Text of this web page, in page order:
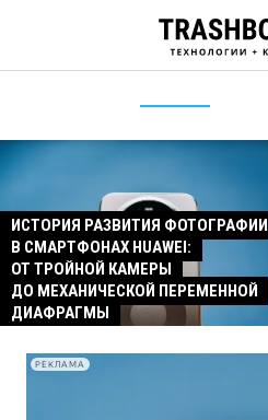
ИСТОРИЯ РАЗВИТИЯ ФОТОГРАФИИ
В СМАРТФОНАХ HUAWEI:
ОТ ТРОЙНОЙ КАМЕРЫ
ДО МЕХАНИЧЕСКОЙ ПЕРЕМЕННОЙ
ДИАФРАГМЫ
РЕКЛАМА